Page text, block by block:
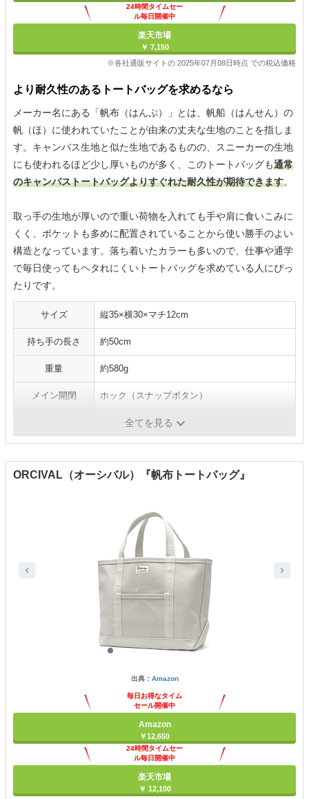
24時間タイムセー
ル毎日開催中
楽天市場
￥ 7,150
※各社通販サイトの 2025年07月08日時点 での税込価格
より耐久性のあるトートバッグを求めるなら
メーカー名にある「帆布（はんぷ）」とは、帆船（はんせん）の
帆（ほ）に使われていたことが由来の丈夫な生地のことを指しま
す。キャンバス生地と似た生地であるものの、スニーカーの生地
にも使われるほど少し厚いものが多く、このトートバッグも通常
のキャンバストートバッグよりすぐれた耐久性が期待できます。
取っ手の生地が厚いので重い荷物を入れても手や肩に食いこみに
くく、ポケットも多めに配置されていることから使い勝手のよい
構造となっています。落ち着いたカラーも多いので、仕事や通学
で毎日使ってもヘタれにくいトートバッグを求めている人にぴっ
たりです。
サイズ 縦35×横30×マチ12cm
持ち手の長さ 約50cm
重量 約580g
メイン開閉 ホック（スナップボタン）
内側ファスナー1、オープン2、外側オープン1
全てを見る
ORCIVAL（オーシバル）『帆布トートバッグ』
出典： Amazon
毎日お得なタイム
セール開催中
Amazon
￥12,650
24時間タイムセー
ル毎日開催中
楽天市場
￥ 12,100